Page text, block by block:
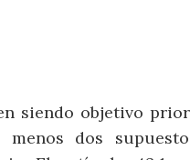
siendo objetivo
dos